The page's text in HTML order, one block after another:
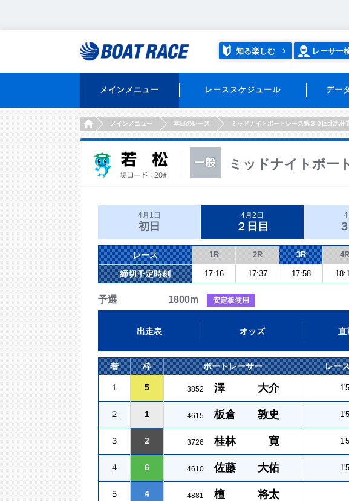
知る楽しむ レーサー
メインメニュー レーススケジュール デー
HOMEメインメニュー 本日のレース ミッドナイトボートレース第３０回北九州
ミッドナイトボー
4月1日
初日
4月2日
２日目
4
レース 1R 2R 3R 4R
締切予定時刻 17:16 17:37 17:58
予選 1800m 安定板使用
出走表 オッズ 直
着 枠 ボートレーサー レー
１ 5 3852 澤 大介
２ 1 4615 板倉 敦史
３ 2 3726 桂林 寛
４ 6 4610 佐藤 大佑
５ 4 4881 檀 将太